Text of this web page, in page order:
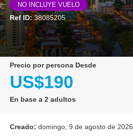
NO INCLUYE VUELO
Ref ID:38085205
precio por persona Desde
US$190
En base a 2 adultos
Creado: domingo, 9 de agosto de 2026